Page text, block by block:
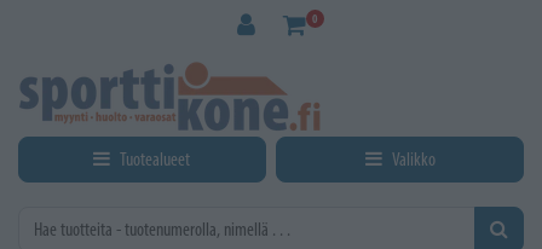
0
Tuotealueet Valikko